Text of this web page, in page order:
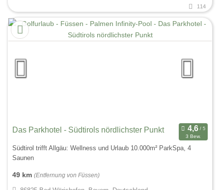
114
Das Parkhotel - Südtirols nördlichster Punkt
3 Bew.
Südtirol trifft Allgäu: Wellness und Urlaub 10.000m² ParkSpa, 4
Saunen
49 km (Entfernung von Füssen)